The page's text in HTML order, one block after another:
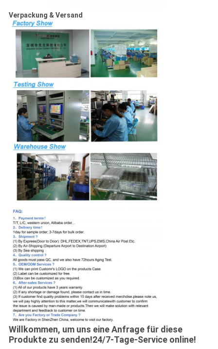
Verpackung & Versand
Willkommen, um uns eine Anfrage für diese
Produkte zu senden!24/7-Tage-Service online!